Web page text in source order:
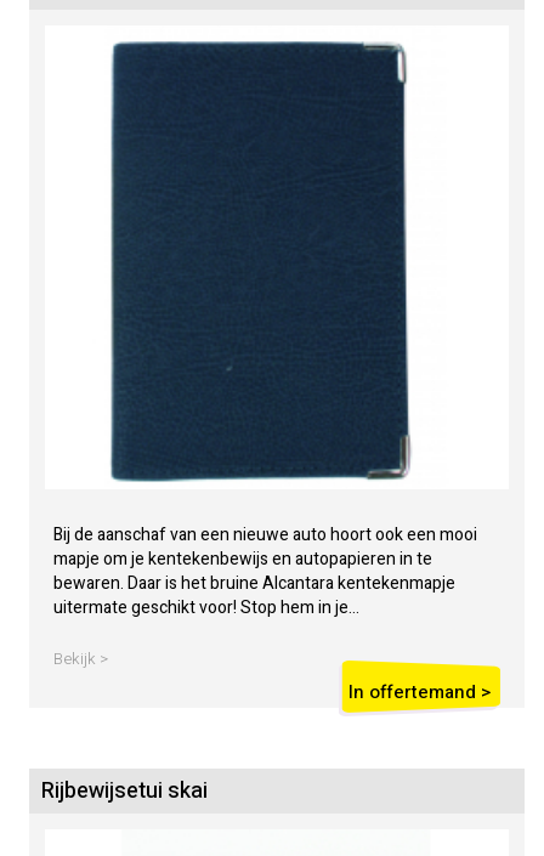
Bij de aanschaf van een nieuwe auto hoort ook een mooi
mapje om je kentekenbewijs en autopapieren in te
bewaren. Daar is het bruine Alcantara kentekenmapje
uitermate geschikt voor! Stop hem in je...
Bekijk >
In offertemand >
Rijbewijsetui skai